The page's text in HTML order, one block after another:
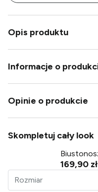
Opis produktu
Informacje o
Opinie o produkcie
Skompletuj cały look
169,90 zł
Rozmiar